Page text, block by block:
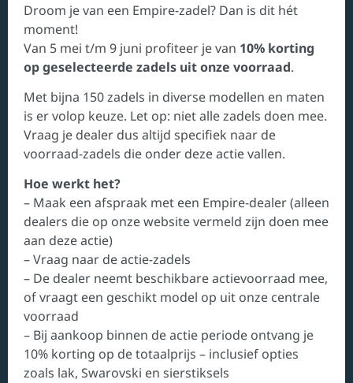
Droom je van een Empire-zadel? Dan is dit hét
moment!
Van 5 mei t/m 9 juni profiteer je van 10% korting
op geselecteerde zadels uit onze voorraad.
Met bijna 150 zadels in diverse modellen en maten
is er volop keuze. Let op: niet alle zadels doen mee.
Vraag je dealer dus altijd specifiek naar de
voorraad-zadels die onder deze actie vallen.
Hoe werkt het?
– Maak een afspraak met een Empire-dealer (alleen
dealers die op onze website vermeld zijn doen mee
aan deze actie)
– Vraag naar de actie-zadels
– De dealer neemt beschikbare actievoorraad mee,
of vraagt een geschikt model op uit onze centrale
voorraad
– Bij aankoop binnen de actie periode ontvang je
10% korting op de totaalprijs – inclusief opties
zoals lak, Swarovski en sierstiksels